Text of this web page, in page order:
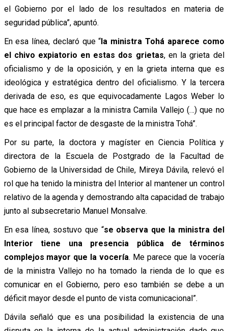
el Gobierno por el lado de los resultados en materia de
seguridad pública”, apuntó.
En esa línea, declaró que “la ministra Tohá aparece como
el chivo expiatorio en estas dos grietas, en la grieta del
oficialismo y de la oposición, y en la grieta interna que es
ideológica y estratégica dentro del oficialismo. Y la tercera
derivada de eso, es que equivocadamente Lagos Weber lo
que hace es emplazar a la ministra Camila Vallejo (…) que no
es el principal factor de desgaste de la ministra Tohá”.
Por su parte, la doctora y magíster en Ciencia Política y
directora de la Escuela de Postgrado de la Facultad de
Gobierno de la Universidad de Chile, Mireya Dávila, relevó el
rol que ha tenido la ministra del Interior al mantener un control
relativo de la agenda y demostrando alta capacidad de trabajo
junto al subsecretario Manuel Monsalve.
En esa línea, sostuvo que “se observa que la ministra del
Interior tiene una presencia pública de términos
complejos mayor que la vocería. Me parece que la vocería
de la ministra Vallejo no ha tomado la rienda de lo que es
comunicar en el Gobierno, pero eso también se debe a un
déficit mayor desde el punto de vista comunicacional”.
Dávila señaló que es una posibilidad la existencia de una